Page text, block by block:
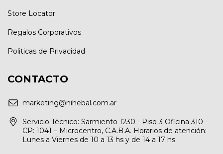
Store Locator
Regalos Corporativos
Politicas de Privacidad
CONTACTO
marketing@nihebal.com.ar
Servicio Técnico: Sarmiento 1230 - Piso 3 Oficina 310 -
CP: 1041 – Microcentro, C.A.B.A. Horarios de atención:
Lunes a Viernes de 10 a 13 hs y de 14 a 17 hs